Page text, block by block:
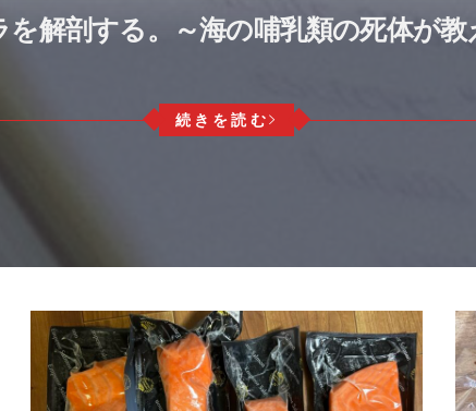
解剖する。～海の哺乳類の死体が教
続きを読む